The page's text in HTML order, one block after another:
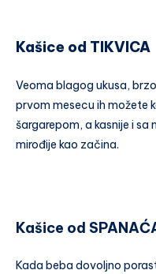
Kašice od TIKVICA
Veoma blagog ukusa,
prvom mesecu ih možete
šargarepom, a kasnije i
mirođije kao začina.
Kašice od
Kada beba dovoljno